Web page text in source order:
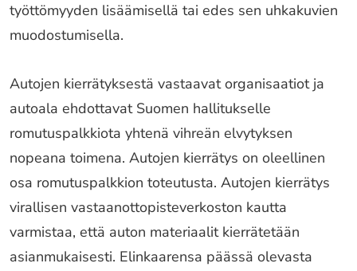
työttömyyden lisäämisellä tai edes sen uhkakuvien
muodostumisella.
Autojen kierrätyksestä vastaavat organisaatiot ja
autoala ehdottavat Suomen hallitukselle
romutuspalkkiota yhtenä vihreän elvytyksen
nopeana toimena. Autojen kierrätys on oleellinen
osa romutuspalkkion toteutusta. Autojen kierrätys
virallisen vastaanottopisteverkoston kautta
varmistaa, että auton materiaalit kierrätetään
asianmukaisesti. Elinkaarensa päässä olevasta